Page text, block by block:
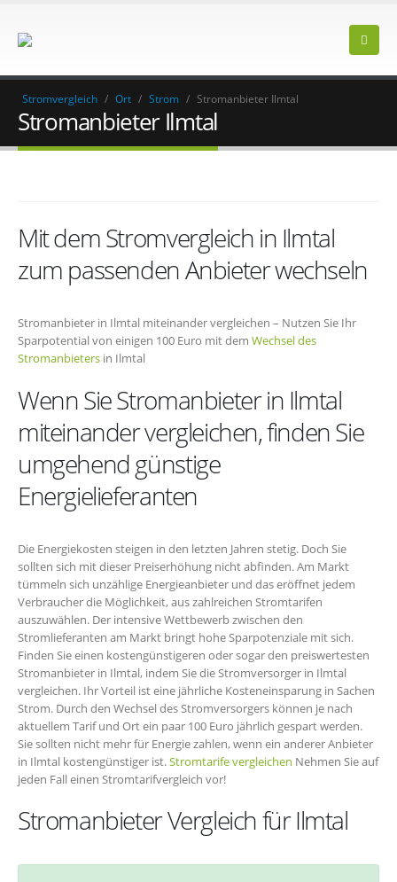
Stromvergleich / Ort / Strom / Stromanbieter Ilmtal
Stromanbieter Ilmtal
Mit dem Stromvergleich in Ilmtal
zum passenden Anbieter wechseln
Stromanbieter in Ilmtal miteinander vergleichen – Nutzen Sie Ihr
Sparpotential von einigen 100 Euro mit dem Wechsel des
Stromanbieters in Ilmtal
Wenn Sie Stromanbieter in Ilmtal
miteinander vergleichen, finden Sie
umgehend günstige
Energielieferanten
Die Energiekosten steigen in den letzten Jahren stetig. Doch Sie
sollten sich mit dieser Preiserhöhung nicht abfinden. Am Markt
tümmeln sich unzählige Energieanbieter und das eröffnet jedem
Verbraucher die Möglichkeit, aus zahlreichen Stromtarifen
auszuwählen. Der intensive Wettbewerb zwischen den
Stromlieferanten am Markt bringt hohe Sparpotenziale mit sich.
Finden Sie einen kostengünstigeren oder sogar den preiswertesten
Stromanbieter in Ilmtal, indem Sie die Stromversorger in Ilmtal
vergleichen. Ihr Vorteil ist eine jährliche Kosteneinsparung in Sachen
Strom. Durch den Wechsel des Stromversorgers können je nach
aktuellem Tarif und Ort ein paar 100 Euro jährlich gespart werden.
Sie sollten nicht mehr für Energie zahlen, wenn ein anderer Anbieter
in Ilmtal kostengünstiger ist.Stromtarife vergleichen Nehmen Sie auf
jeden Fall einen Stromtarifvergleich vor!
Stromanbieter Vergleich für Ilmtal